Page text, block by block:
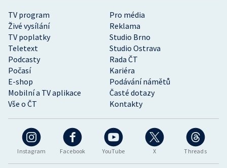
Instagram Facebook YouTube X Threads
TV program
Pro média
Živé vysílání
Reklama
TV poplatky
Studio Brno
Teletext
Studio Ostrava
Podcasty
Rada ČT
Počasí
Kariéra
E-shop
Podávání námětů
Mobilní a TV aplikace
Časté dotazy
Vše o ČT
Kontakty